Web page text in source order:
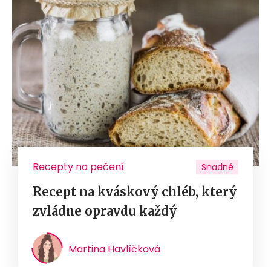
Recepty na pečení Snadné
Recept na kváskový chléb, který
zvládne opravdu každý
Martina Havlíčková